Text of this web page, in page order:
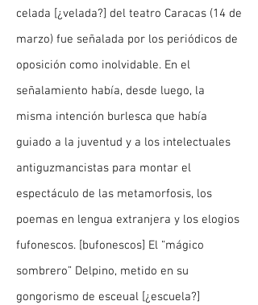
celada [¿velada?] del teatro Caracas (14 de
marzo) fue señalada por los periódicos de
oposición como inolvidable. En el
señalamiento había, desde luego, la
misma intención burlesca que había
guiado a la juventud y a los intelectuales
antiguzmancistas para montar el
espectáculo de las metamorfosis, los
poemas en lengua extranjera y los elogios
fufonescos. [bufonescos] El “mágico
sombrero” Delpino, metido en su
gongorismo de esceual [¿escuela?]